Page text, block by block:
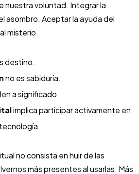
nuestra voluntad. Integrar la
asombro. Aceptar la ayuda del
misterio.
destino.
no es sabiduría.
a significado.
implica participar activamente en
no consista en huir de las
más presentes al usarlas. Más